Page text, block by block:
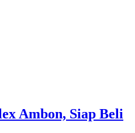
Ambon, Siap Beli